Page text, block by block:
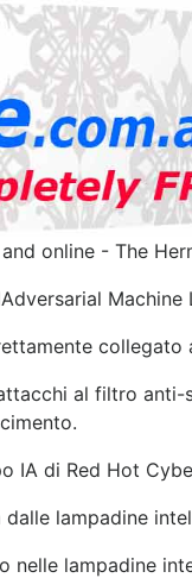
online - The
Machine
al filtro
IA di Red Hot
lampadine
lampadine